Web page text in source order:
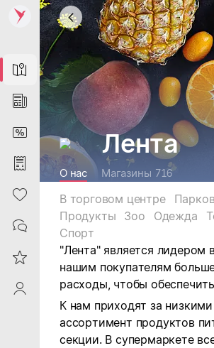
Map
News
DiscountCard
Purchases
Heart
Contacts
Reviews
ProfileSaby
Лента
О нас Магазины 716
В торговом центре
Продукты
Зоо Одежда
Спорт
"Лента" является лидером
нашим покупателям
расходы, чтобы
К нам приходят за
ассортимент продуктов
секции. В супермаркете